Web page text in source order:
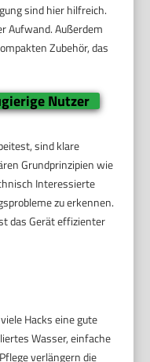
sind hier hilfreich.
Aufwand. Außerdem
Zubehör, das
Nutzer
sind klare
Grundprinzipien wie
Interessierte
zu erkennen.
das Gerät effizienter
Hacks eine gute
Wasser, einfache
verlängern die